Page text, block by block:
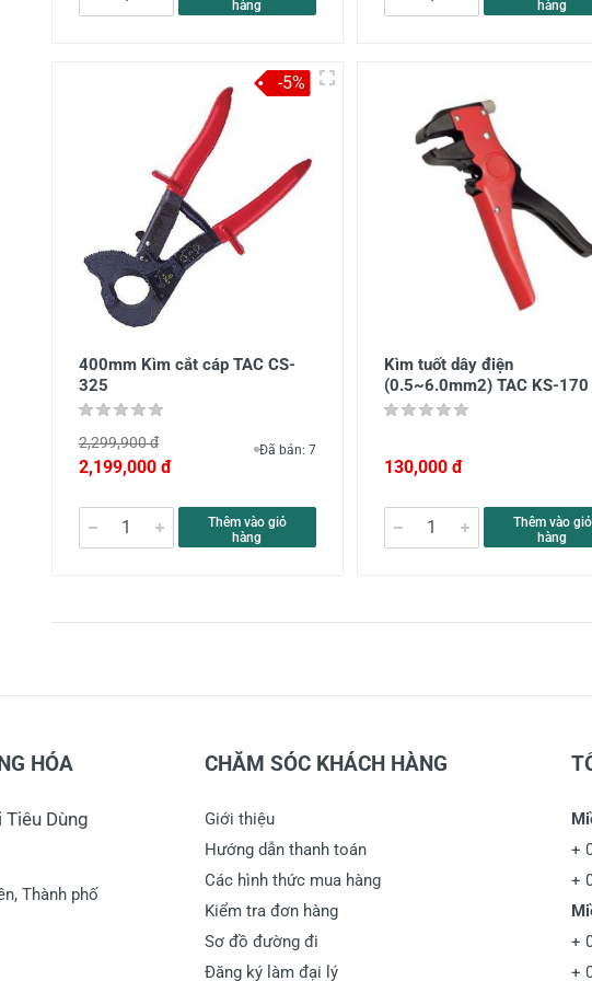
hàng hàng
400mm Kìm cắt cáp TAC CS-
325
2,299,900 đ
2,199,000 đ
Đã bán: 7
Thêm vào giỏ
hàng
-5%
Kìm tuốt dây điện
(0.5~6.0mm2) TAC KS-170
130,000 đ
Thêm vào giỏ
hàng
HÓA
Dùng
Thành phố
CHĂM SÓC KHÁCH HÀNG
Giới thiệu
Hướng dẫn thanh toán
Các hình thức mua hàng
Kiểm tra đơn hàng
Sơ đồ đường đi
Đăng ký làm đại lý
+
+
+
+